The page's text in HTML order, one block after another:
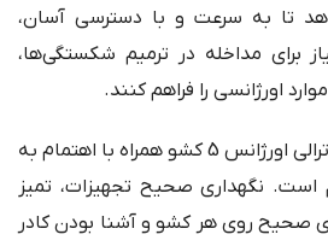
تا به سرعت و با دسترسی آسان،
برای مداخله در ترمیم شکستگی‌ها،
اورژانسی را فراهم کنند.
نکات امنیتی: استفاده از ترالی اورژانس 5 کشو همراه با اهتمام به
است. نگهداری صحیح تجهیزات، تمیز
صحیح روی هر کشو و آشنا بودن کادر